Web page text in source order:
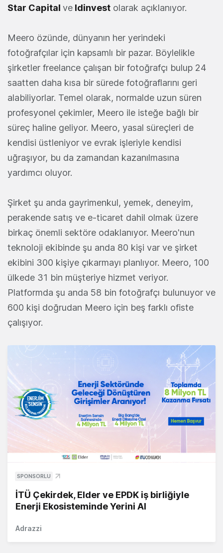
Star Capital ve Idinvest olarak açıklanıyor.
Meero özünde, dünyanın her yerindeki
fotoğrafçılar için kapsamlı bir pazar. Böylelikle
şirketler freelance çalışan bir fotoğrafçı bulup 24
saatten daha kısa bir sürede fotoğraflarını geri
alabiliyorlar. Temel olarak, normalde uzun süren
profesyonel çekimler, Meero ile isteğe bağlı bir
süreç haline geliyor. Meero, yasal süreçleri de
kendisi üstleniyor ve evrak işleriyle kendisi
uğraşıyor, bu da zamandan kazanılmasına
yardımcı oluyor.
Şirket şu anda gayrimenkul, yemek, deneyim,
perakende satış ve e-ticaret dahil olmak üzere
birkaç önemli sektöre odaklanıyor. Meero'nun
teknoloji ekibinde şu anda 80 kişi var ve şirket
ekibini 300 kişiye çıkarmayı planlıyor. Meero, 100
ülkede 31 bin müşteriye hizmet veriyor.
Platformda şu anda 58 bin fotoğrafçı bulunuyor ve
600 kişi doğrudan Meero için beş farklı ofiste
çalışıyor.
SPONSORLU
İTÜ Çekirdek, Elder ve EPDK iş birliğiyle
Enerji Ekosisteminde Yerini Al
Adrazzi